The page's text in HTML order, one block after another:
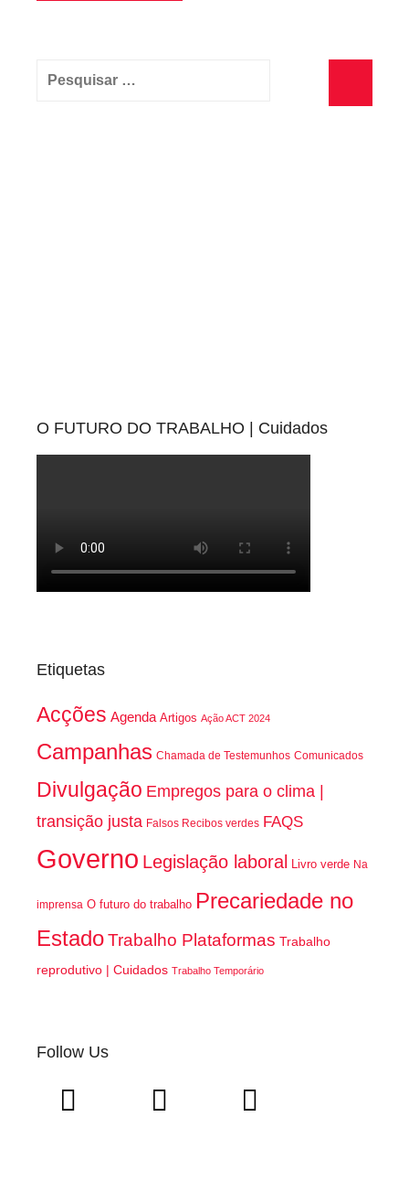
Pesquisar
O FUTURO DO TRABALHO | Cuidados
Etiquetas
Acções Agenda Artigos Ação ACT 2024
Campanhas Chamada de Testemunhos Comunicados
Divulgação Empregos para o clima |
transição justa Falsos Recibos verdes FAQS
Governo Legislação laboral Livro verde Na
imprensa O futuro do trabalho Precariedade no
EstadoTrabalho Plataformas Trabalho
reprodutivo | Cuidados Trabalho Temporário
Follow Us